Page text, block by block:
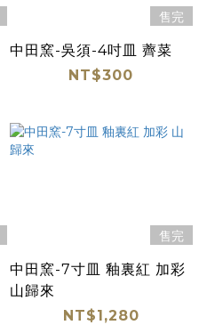
售完
中田窯-吳須-4吋皿 薺菜
NT$300
售完
中田窯-7寸皿 釉裏紅 加彩
山歸來
NT$1,280